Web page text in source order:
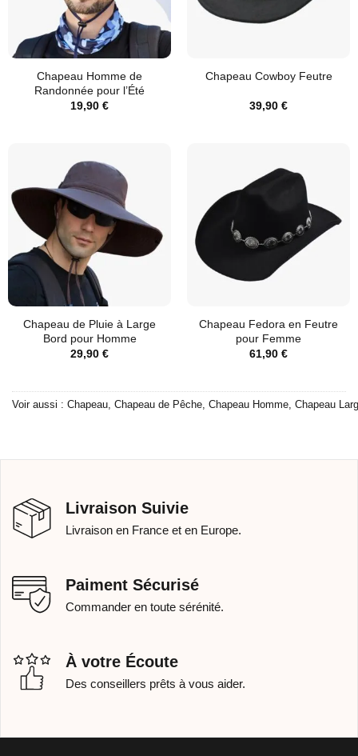
Chapeau Homme de
Randonnée pour l’Été
19,90 €
Chapeau Cowboy Feutre
39,90 €
Chapeau de Pluie à Large
Bord pour Homme
29,90 €
Chapeau Fedora en Feutre
pour Femme
61,90 €
Voir aussi : Chapeau Chapeau de Pêche Chapeau Homme Chapeau
Livraison Suivie
Livraison en France et en Europe.
Paiment Sécurisé
Commander en toute sérénité.
À votre Écoute
Des conseillers prêts à vous aider.